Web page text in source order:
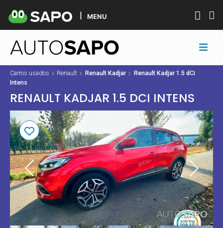
MENU
Carros usados Renault Renault Kadjar
Renault Kadjar 1.5 dCi
Intens
RENAULT KADJAR 1.5 DCI INTENS